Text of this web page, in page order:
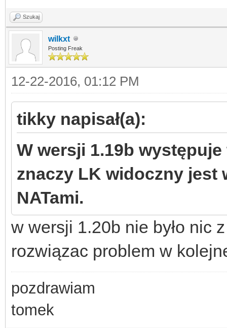
Szukaj
wilkxt
Posting Freak
12-22-2016, 01:12 PM
tikky napisał(a):
W wersji 1.19b
znaczy LK widoczny jest
NATami.
w wersji 1.20b nie było nic
rozwiązac problem w
pozdrawiam
tomek